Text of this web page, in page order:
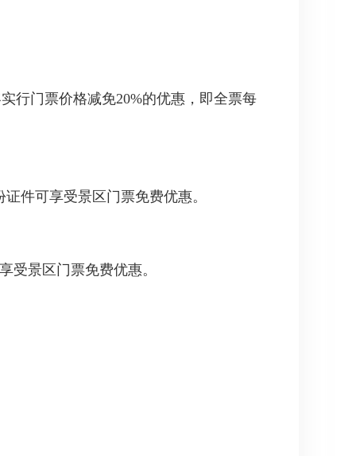
行门票价格减免20%的优惠，即全票每
件可享受景区门票免费优惠。
受景区门票免费优惠。